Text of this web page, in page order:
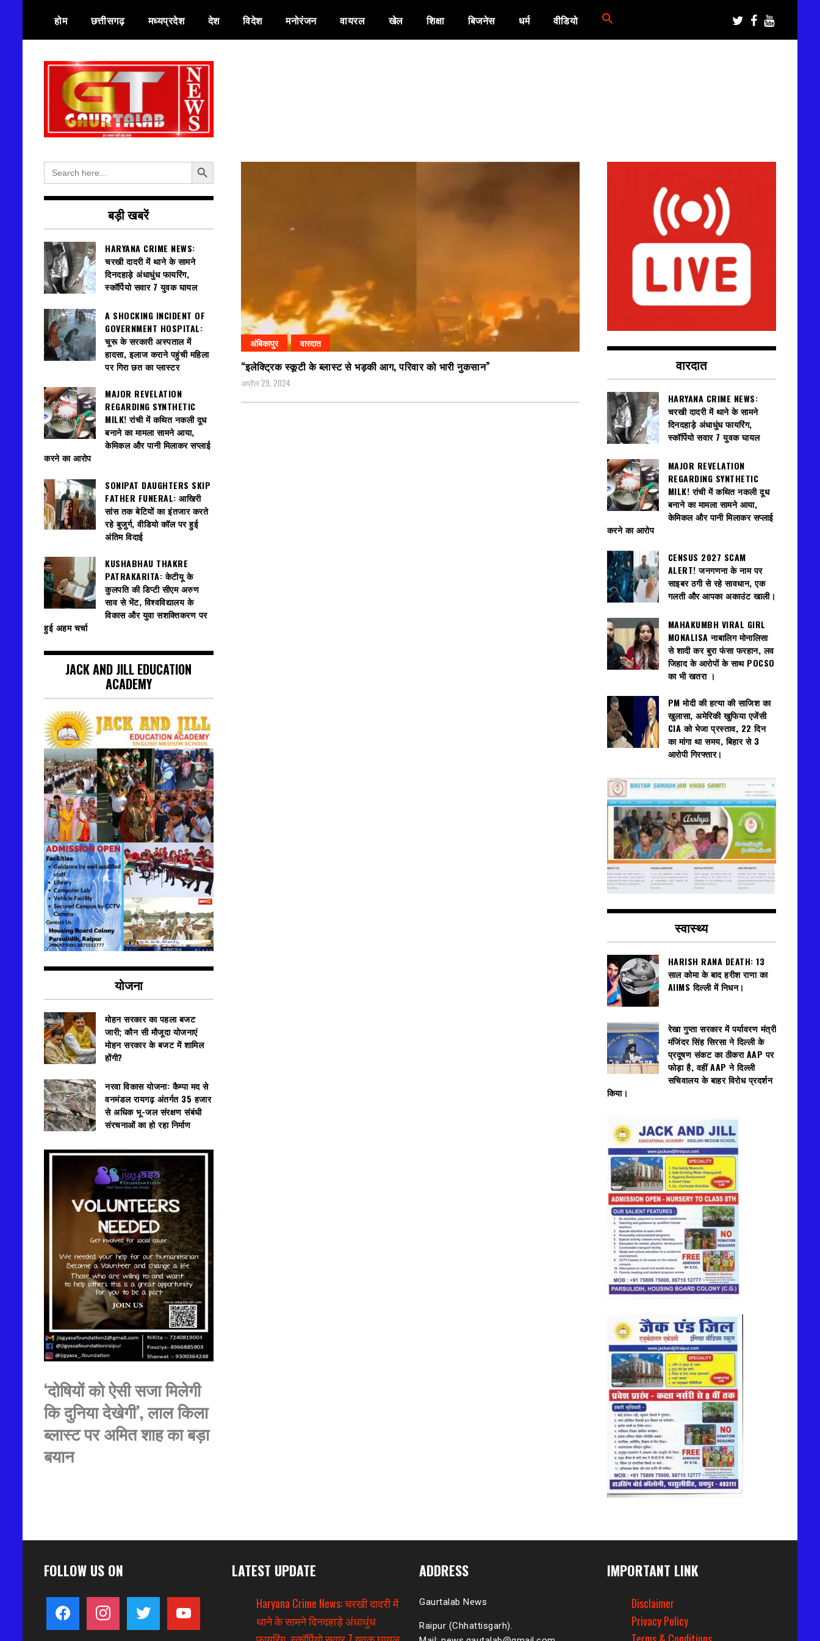
content
होम छत्तीसगढ़ मध्यप्रदेश देश विदेश मनोरंजन वायरल खेल शिक्षा बिजनेस धर्म वीडियो
गौरतलब न्यूज
अंबिकापुर वारदात
“इलेक्ट्रिक स्कूटी के ब्लास्ट से भड़की आग, परिवार को भारी नुकसान”
अप्रैल 29, 2024
Search
for:
Search Button
बड़ी खबरें
HARYANA CRIME NEWS:
चरखी दादरी में थाने के सामने
दिनदहाड़े अंधाधुंध फायरिंग,
स्कॉर्पियो सवार 7 युवक घायल
A SHOCKING INCIDENT OF
GOVERNMENT HOSPITAL:
चूरू के सरकारी अस्पताल में
हादसा, इलाज कराने पहुंची महिला
पर गिरा छत का प्लास्टर
MAJOR REVELATION
REGARDING SYNTHETIC
MILK! रांची में कथित नकली दूध
बनाने का मामला सामने आया,
केमिकल और पानी मिलाकर सप्लाई
करने का आरोप
SONIPAT DAUGHTERS SKIP
FATHER FUNERAL: आखिरी
सांस तक बेटियों का इंतजार करते
रहे बुजुर्ग, वीडियो कॉल पर हुई
अंतिम विदाई
KUSHABHAU THAKRE
PATRAKARITA: केटीयू के
कुलपति की डिप्टी सीएम अरुण
साव से भेंट, विश्वविद्यालय के
विकास और युवा सशक्तिकरण पर
हुई अहम चर्चा
JACK AND JILL EDUCATION
ACADEMY
योजना
मोहन सरकार का पहला बजट
जारी; कौन सी मौजूदा योजनाएं
मोहन सरकार के बजट में शामिल
होंगी?
नरवा विकास योजना: कैम्पा मद से
वनमंडल रायगढ़ अंतर्गत 35 हजार
से अधिक भू-जल संरक्षण संबंधी
संरचनाओं का हो रहा निर्माण
‘दोषियों को ऐसी सजा मिलेगी
कि दुनिया देखेगी’, लाल किला
ब्लास्ट पर अमित शाह का बड़ा
बयान
वारदात
HARYANA CRIME NEWS:
चरखी दादरी में थाने के सामने
दिनदहाड़े अंधाधुंध फायरिंग,
स्कॉर्पियो सवार 7 युवक घायल
MAJOR REVELATION
REGARDING SYNTHETIC
MILK! रांची में कथित नकली दूध
बनाने का मामला सामने आया,
केमिकल और पानी मिलाकर सप्लाई
करने का आरोप
CENSUS 2027 SCAM
ALERT! जनगणना के नाम पर
साइबर ठगी से रहे सावधान, एक
गलती और आपका अकाउंट खाली।
MAHAKUMBH VIRAL GIRL
MONALISA नाबालिग मोनालिसा
से शादी कर बुरा फंसा फरहान, लव
जिहाद के आरोपों के साथ POCSO
का भी खतरा ।
PM मोदी की हत्या की साजिश का
खुलासा, अमेरिकी खुफिया एजेंसी
CIA को भेजा प्रस्ताव, 22 दिन
का मांगा था समय, बिहार से 3
आरोपी गिरफ्तार।
स्वास्थ्य
HARISH RANA DEATH: 13
साल कोमा के बाद हरीश राणा का
AIIMS दिल्ली में निधन।
रेखा गुप्ता सरकार में पर्यावरण मंत्री
मंजिंदर सिंह सिरसा ने दिल्ली के
प्रदूषण संकट का ठीकरा AAP पर
फोड़ा है, वहीं AAP ने दिल्ली
सचिवालय के बाहर विरोध प्रदर्शन
किया।
FOLLOW US ON
facebook instagram twitter youtube
LATEST UPDATE
Haryana Crime News: चरखी दादरी में
थाने के सामने दिनदहाड़े अंधाधुंध
ADDRESS
Gaurtalab News
Raipur (Chhattisgarh).
IMPORTANT LINK
Disclaimer
Privacy Policy